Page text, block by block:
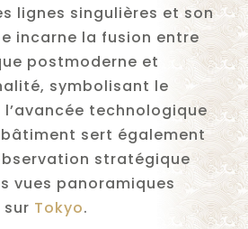
lignes singulières et son
incarne la fusion entre
postmoderne et
symbolisant le
technologique
sert également
stratégique
vues panoramiques
sur Tokyo.